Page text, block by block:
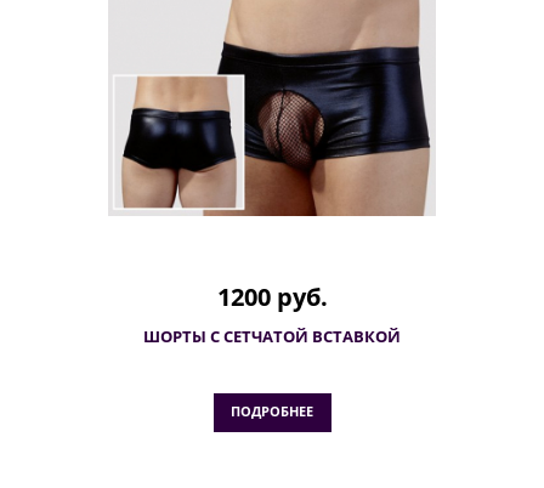
1200 руб.
ШОРТЫ С СЕТЧАТОЙ ВСТАВКОЙ
ПОДРОБНЕЕ